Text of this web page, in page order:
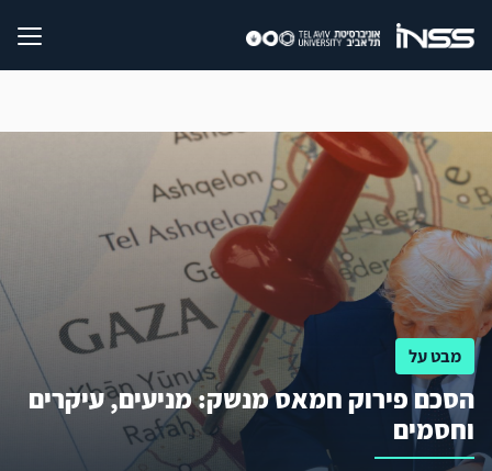
מבט על
הסכם פירוק חמאס מנשק: מניעים, עיקרים
וחסמים